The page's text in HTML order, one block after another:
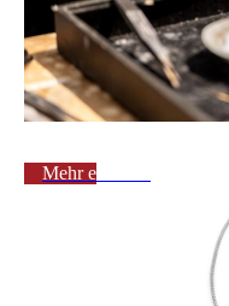
Mehr erfahren